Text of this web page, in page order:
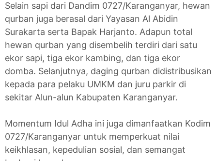
Selain sapi dari Dandim 0727/Karanganyar, hewan
qurban juga berasal dari Yayasan Al Abidin
Surakarta serta Bapak Harjanto. Adapun total
hewan qurban yang disembelih terdiri dari satu
ekor sapi, tiga ekor kambing, dan tiga ekor
domba. Selanjutnya, daging qurban didistribusikan
kepada para pelaku UMKM dan juru parkir di
sekitar Alun-alun Kabupaten Karanganyar.
Momentum Idul Adha ini juga dimanfaatkan Kodim
0727/Karanganyar untuk memperkuat nilai
keikhlasan, kepedulian sosial, dan semangat